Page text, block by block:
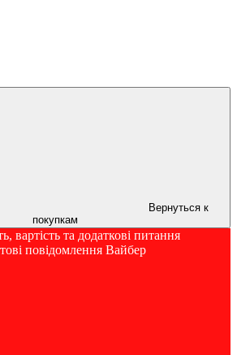
Вернуться к
покупкам
вартість та додаткові питання
повідомлення Вайбер